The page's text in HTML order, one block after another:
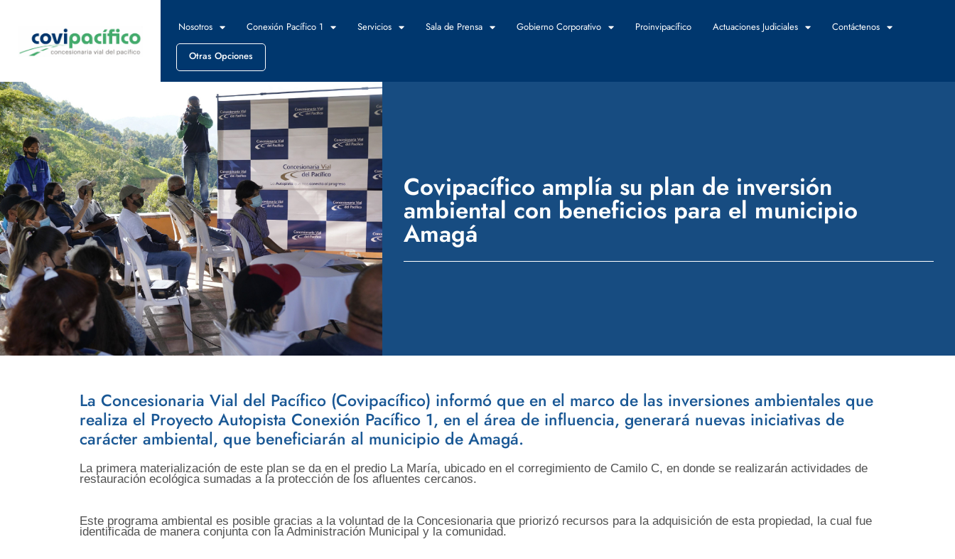
Nosotros Conexión Pacífico 1 Servicios Sala de Prensa Gobierno Corporativo Proinvipacífico Actuaciones Judiciales Contáctenos
Otras Opciones
Covipacífico amplía su plan de inversión
ambiental con beneficios para el municipio
Amagá
La Concesionaria Vial del Pacífico (Covipacífico) informó que en el marco de las inversiones ambientales que
realiza el Proyecto Autopista Conexión Pacífico 1, en el área de influencia, generará nuevas iniciativas de
carácter ambiental, que beneficiarán al municipio de Amagá.
La primera materialización de este plan se da en el predio La María, ubicado en el corregimiento de Camilo C, en donde se realizarán actividades de
restauración ecológica sumadas a la protección de los afluentes cercanos.
Este programa ambiental es posible gracias a la voluntad de la Concesionaria que priorizó recursos para la adquisición de esta propiedad, la cual fue
identificada de manera conjunta con la Administración Municipal y la comunidad.